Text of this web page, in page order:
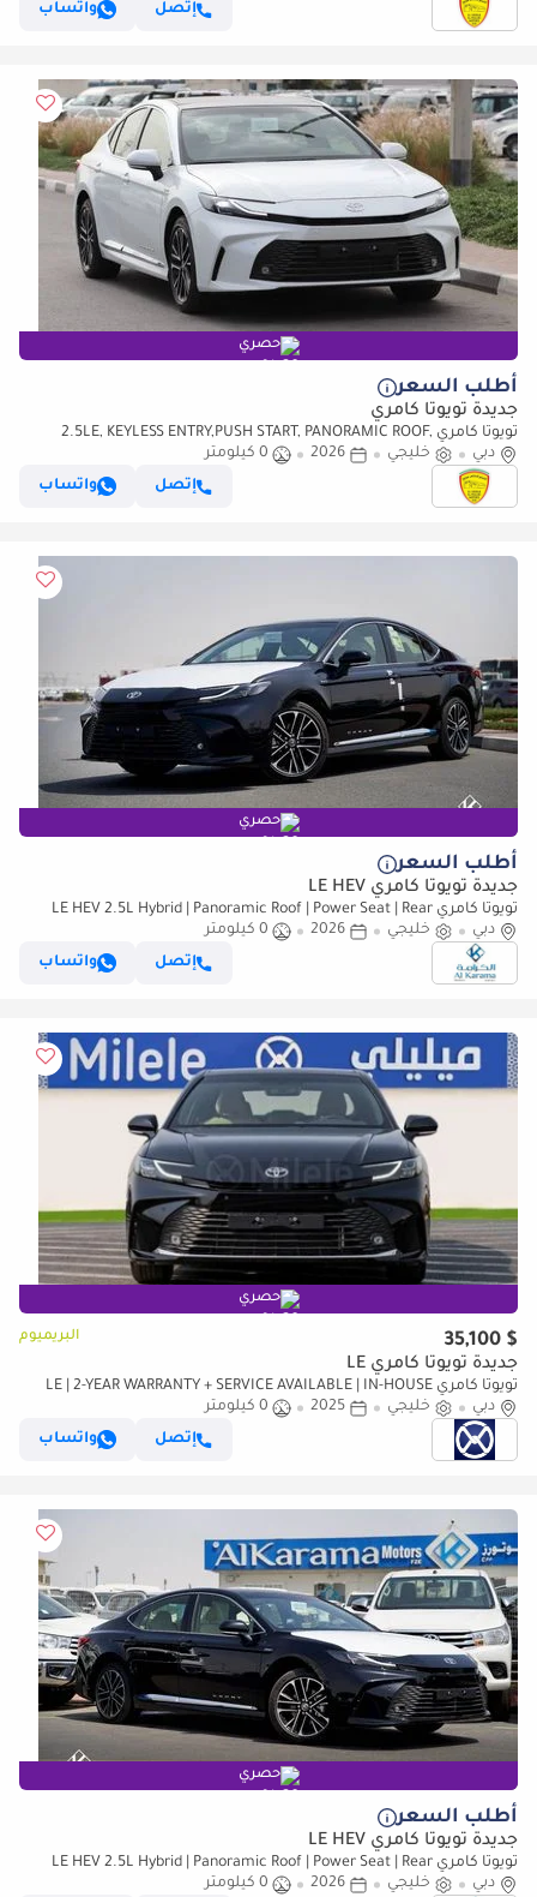
إتصل واتساب
حصري
أطلب السعر
جديدة تويوتا كامري
تويوتا كامري 2.5LE, KEYLESS ENTRY,PUSH START, PANORAMIC ROOF,
ALLOY WHEELS, MODEL 2026
دبي خليجي 2026
0 كيلومتر
إتصل
واتساب
حصري
أطلب السعر
جديدة تويوتا كامري LE HEV
تويوتا كامري LE HEV 2.5L Hybrid | Panoramic Roof | Power Seat | Rear
Camera | GCC Specs | Zero KM
دبي خليجي 2026
0 كيلومتر
إتصل
واتساب
حصري
$ 35,100 البريميوم
جديدة تويوتا كامري LE
تويوتا كامري LE | 2-YEAR WARRANTY + SERVICE AVAILABLE | IN-HOUSE
FINANCING | 0% DOWNPAYMENT (BANK)
دبي خليجي 2025
0 كيلومتر
إتصل
واتساب
حصري
أطلب السعر
جديدة تويوتا كامري LE HEV
تويوتا كامري LE HEV 2.5L Hybrid | Panoramic Roof | Power Seat | Rear
Camera | GCC Specs | Zero KM
دبي خليجي 2026
0 كيلومتر